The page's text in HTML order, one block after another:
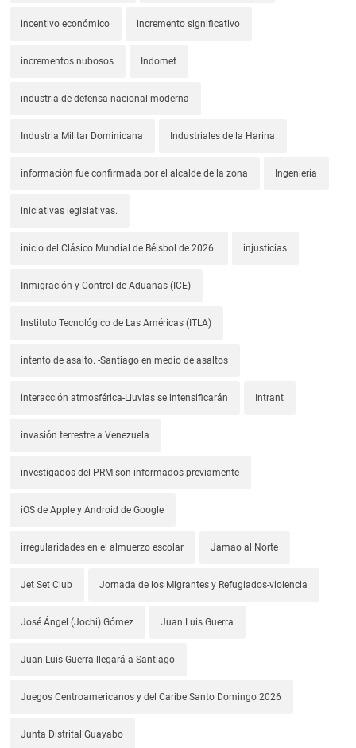
incentivo económico incremento significativo
incrementos nubosos Indomet
industria de defensa nacional moderna
Industria Militar Dominicana Industriales de la Harina
información fue confirmada por el alcalde de la zona Ingeniería
iniciativas legislativas.
inicio del Clásico Mundial de Béisbol de 2026. injusticias
Inmigración y Control de Aduanas (ICE)
Instituto Tecnológico de Las Américas (ITLA)
intento de asalto. -Santiago en medio de asaltos
interacción atmosférica-Lluvias se intensificarán Intrant
invasión terrestre a Venezuela
investigados del PRM son informados previamente
iOS de Apple y Android de Google
irregularidades en el almuerzo escolar Jamao al Norte
Jet Set Club Jornada de los Migrantes y Refugiados-violencia
José Ángel (Jochi) Gómez Juan Luis Guerra
Juan Luis Guerra llegará a Santiago
Juegos Centroamericanos y del Caribe Santo Domingo 2026
Junta Distrital Guayabo